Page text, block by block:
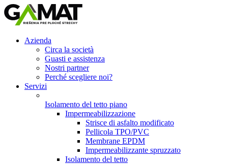
Azienda
Circa la società
Guasti e assistenza
Nostri partner
Perché scegliere noi?
Servizi
Isolamento del tetto piano
Impermeabilizzazione
Strisce di asfalto modificato
Pellicola TPO/PVC
Membrane EPDM
Impermeabilizzante spruzzato
Isolamento del tetto